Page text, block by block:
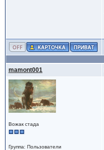
mamont001
Вожак стада
Группа: Пользователи